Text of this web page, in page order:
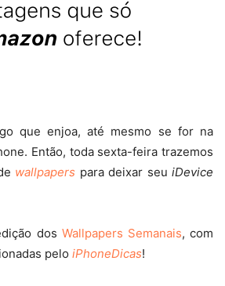
que enjoa, até mesmo se for na
Então, toda sexta-feira trazemos
wallpapers para deixar seu iDevice
dos Wallpapers Semanais, com
pelo iPhoneDicas!